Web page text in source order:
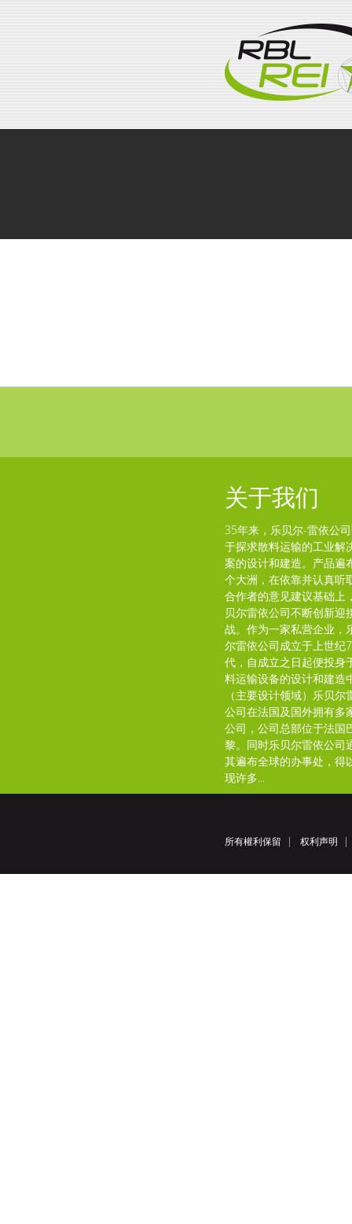
关于我们
35年来，乐贝尔-雷依公
于探求散料运输的工业解
案的设计和建造。产品遍
个大洲，在依靠并认真听
合作者的意见建议基础上
贝尔雷依公司不断创新迎
战。作为一家私营企业，
尔雷依公司成立于上世纪
代，自成立之日起便投身
料运输设备的设计和建造
（主要设计领域）乐贝尔
公司在法国及国外拥有多
公司，公司总部位于法国
黎。同时乐贝尔雷依公司
其遍布全球的办事处，得
现许多...
所有權利保留 权利声明